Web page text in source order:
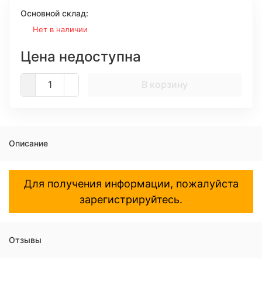
Основной склад:
Нет в наличии
Цена недоступна
В корзину
Описание
Для получения информации, пожалуйста
зарегистрируйтесь.
Отзывы